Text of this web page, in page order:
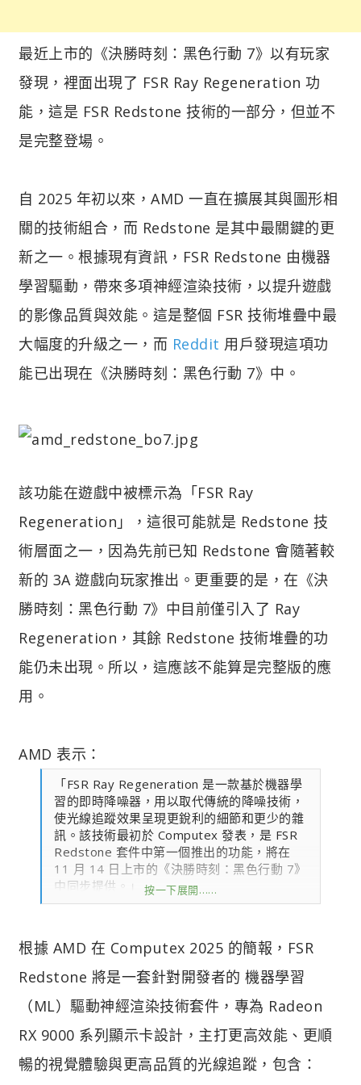
最近上市的《決勝時刻：黑色行動 7》以有玩家
發現，裡面出現了 FSR Ray Regeneration 功
能，這是 FSR Redstone 技術的一部分，但並不
是完整登場。
自 2025 年初以來，AMD 一直在擴展其與圖形相
關的技術組合，而 Redstone 是其中最關鍵的更
新之一。根據現有資訊，FSR Redstone 由機器
學習驅動，帶來多項神經渲染技術，以提升遊戲
的影像品質與效能。這是整個 FSR 技術堆疊中最
大幅度的升級之一，而 Reddit 用戶發現這項功
能已出現在《決勝時刻：黑色行動 7》中。
該功能在遊戲中被標示為「FSR Ray
Regeneration」，這很可能就是 Redstone 技
術層面之一，因為先前已知 Redstone 會隨著較
新的 3A 遊戲向玩家推出。更重要的是，在《決
勝時刻：黑色行動 7》中目前僅引入了 Ray
Regeneration，其餘 Redstone 技術堆疊的功
能仍未出現。所以，這應該不能算是完整版的應
用。
AMD 表示：
「FSR Ray Regeneration 是一款基於機器學
習的即時降噪器，用以取代傳統的降噪技術，
使光線追蹤效果呈現更銳利的細節和更少的雜
訊。該技術最初於 Computex 發表，是 FSR
Redstone 套件中第一個推出的功能，將在
11 月 14 日上市的《決勝時刻：黑色行動 7》
中同步提供。」
光追反射與陰影，並在升級與插幀之前先進行
處理，以呈現清晰、電影感更強的畫面，帶來
更沉浸的體驗。」
按一下展開……
根據 AMD 在 Computex 2025 的簡報，FSR
Redstone 將是一套針對開發者的 機器學習
（ML）驅動神經渲染技術套件，專為 Radeon
RX 9000 系列顯示卡設計，主打更高效能、更順
暢的視覺體驗與更高品質的光線追蹤，包含：